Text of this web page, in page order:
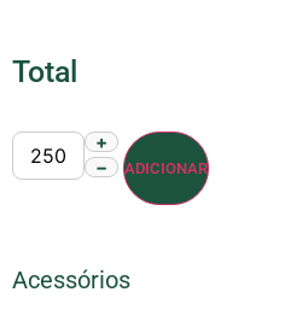
Total
+
−
ADICIONAR
Acessórios